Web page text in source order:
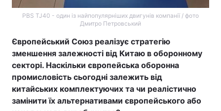
PBS TJ40 - один із найпопулярніших двигунів компанії / фото
Дмитро Петровський
Європейський Союз реалізує стратегію
зменшення залежності від Китаю в оборонному
секторі. Наскільки європейська оборонна
промисловість сьогодні залежить від
китайських комплектуючих та чи реалістично
замінити їх альтернативами європейського або